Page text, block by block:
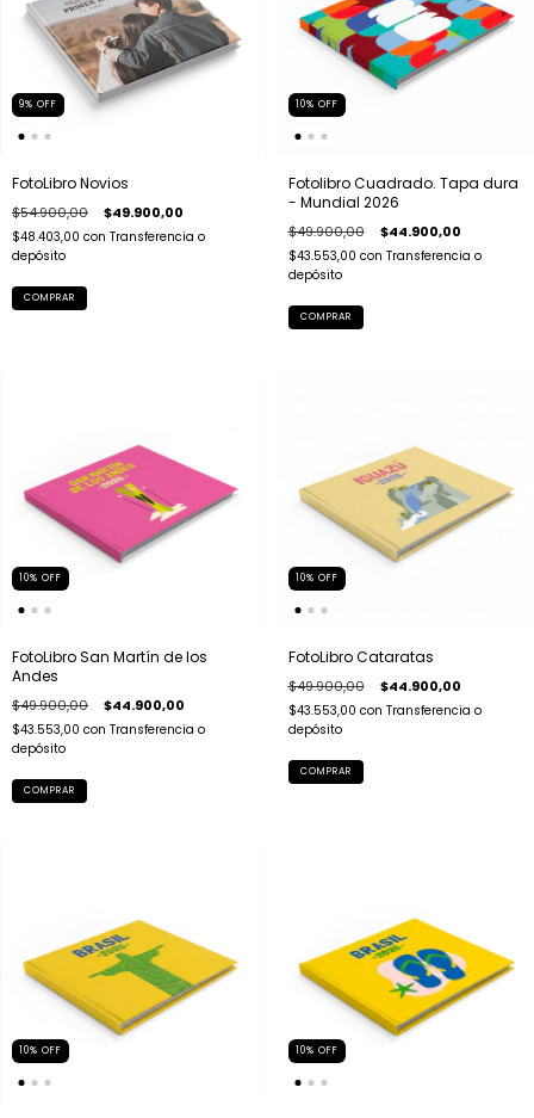
9% OFF
FotoLibro Novios
$54.900,00 $49.900,00
$48.403,00 con Transferencia o
depósito
COMPRAR
10% OFF
Fotolibro Cuadrado. Tapa dura
- Mundial 2026
$49.900,00 $44.900,00
$43.553,00 con Transferencia o
depósito
COMPRAR
10% OFF
FotoLibro San Martín de los
Andes
$49.900,00 $44.900,00
$43.553,00 con Transferencia o
depósito
COMPRAR
10% OFF
FotoLibro Cataratas
$49.900,00 $44.900,00
$43.553,00 con Transferencia o
depósito
COMPRAR
10% OFF 10% OFF